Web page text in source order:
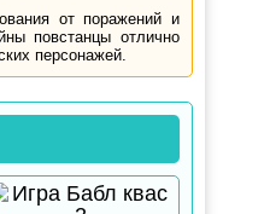
от поражений и
повстанцы отлично
персонажей.